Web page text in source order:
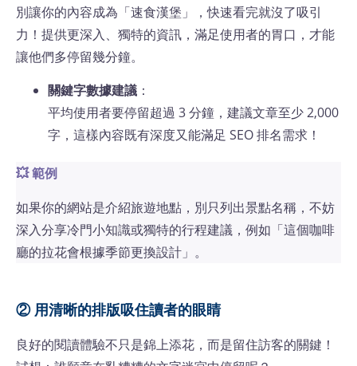
別讓你的內容成為「速食漢堡」，快速看完就沒了吸引
力！提供更深入、獨特的資訊，滿足使用者的胃口，才能
讓他們多停留幾分鐘。
關鍵字數據建議 ：
平均使用者要停留超過 3 分鐘，建議文章至少 2,000
字，這樣內容既有深度又能滿足 SEO 排名需求！
💥 範例
如果你的網站是介紹旅遊地點，別只列出景點名稱，不妨
深入分享冷門小知識或獨特的行程建議，例如「這個咖啡
廳的拉花會根據季節更換設計」。
② 用清晰的排版吸住讀者的眼睛
良好的閱讀體驗不只是錦上添花，而是留住訪客的關鍵！